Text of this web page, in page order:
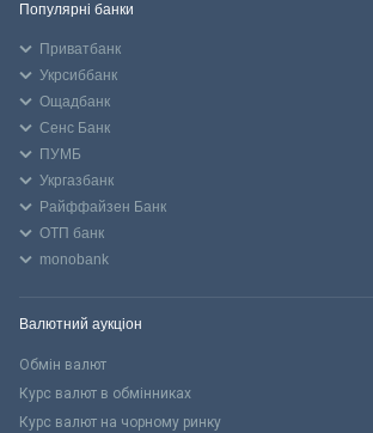
Популярні банки
Приватбанк
Укрсиббанк
Ощадбанк
Сенс Банк
ПУМБ
Укргазбанк
Райффайзен Банк
ОТП банк
monobank
Валютний аукціон
Обмін валют
Курс валют в обмінниках
Курс валют на чорному ринку